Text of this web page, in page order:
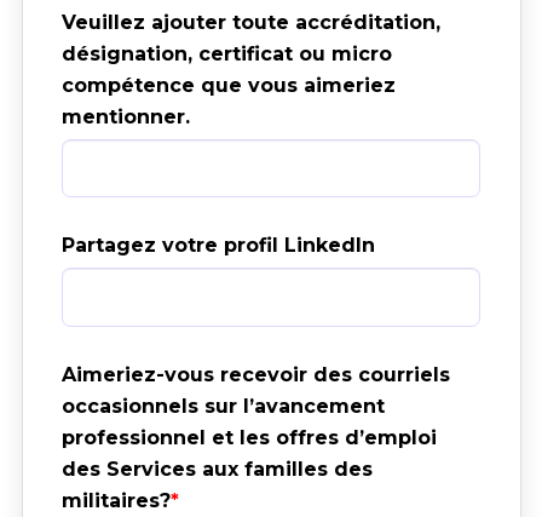
Veuillez ajouter toute accréditation,
désignation, certificat ou micro
compétence que vous aimeriez
mentionner.
Partagez votre profil LinkedIn
Aimeriez-vous recevoir des courriels
occasionnels sur l’avancement
professionnel et les offres d’emploi
des Services aux familles des
militaires?